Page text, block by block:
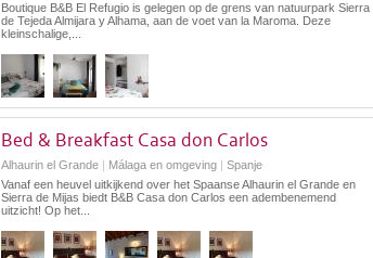
Boutique B&B El Refugio is gelegen op de grens van natuurpark Sierra
de Tejeda Almijara y Alhama, aan de voet van la Maroma. Deze
kleinschalige,...
Bed & Breakfast Casa don Carlos
Alhaurin el Grande | Málaga en omgeving | Spanje
Vanaf een heuvel uitkijkend over het Spaanse Alhaurin el Grande en
Sierra de Mijas biedt B&B Casa don Carlos een adembenemend
uitzicht! Op het...